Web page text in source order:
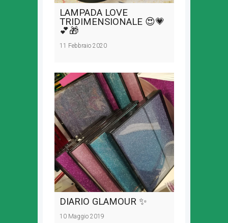
LAMPADA LOVE
TRIDIMENSIONALE 😍💗
💕🎁
11 Febbraio 2020
DIARIO GLAMOUR ✨
10 Maggio 2019